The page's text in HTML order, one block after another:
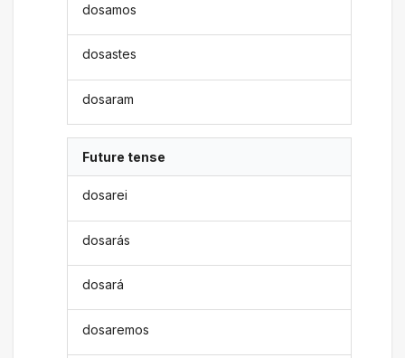
dosamos
dosastes
dosaram
Future tense
dosarei
dosarás
dosará
dosaremos